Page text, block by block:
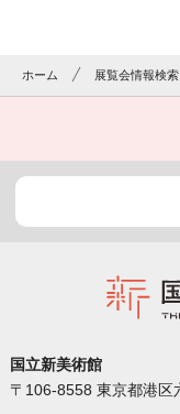
ホーム 展覧会情報検
国立新美術館
〒106-8558 東京都港区